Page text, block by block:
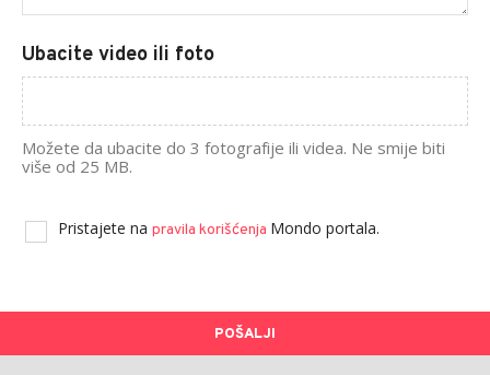
Ubacite video ili foto
Možete da ubacite do 3 fotografije ili videa. Ne smije biti
više od 25 MB.
Pristajete na pravila korišćenja Mondo portala.
POŠALJI